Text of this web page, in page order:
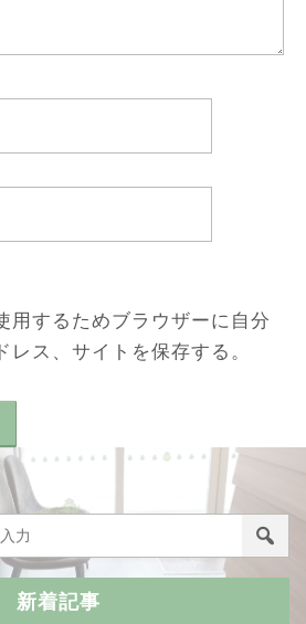
用するためブラウザーに自分
レス、サイトを保存する。
新着記事